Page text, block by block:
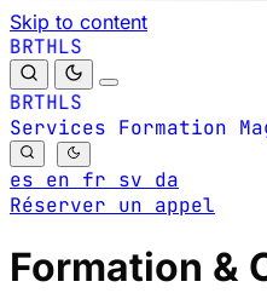
Skip to content
BRTHLS
BRTHLS
Services Formation
es en fr sv da
Réserver un appel
Formation &